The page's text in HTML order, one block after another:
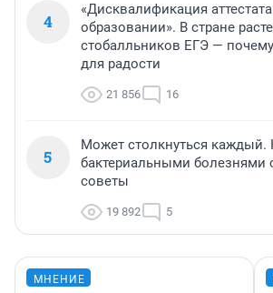
4
«Дисквалификация
образовании». В стране
стобалльников ЕГЭ —
для радости
21 856 16
5
Может столкнуться каждый.
бактериальными
советы
19 892 5
МНЕНИЕ